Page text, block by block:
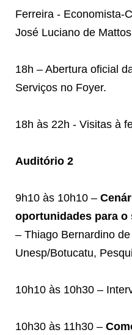
Ferreira - Economista-
José Luciano de
18h – Abertura oficial
Serviços no Foyer.
18h às 22h - Visitas à
Auditório 2
9h10 às 10h10 –
oportunidades para o
– Thiago Bernardino
Unesp/Botucatu,
10h10 às 10h30 –
10h30 às 11h30 –